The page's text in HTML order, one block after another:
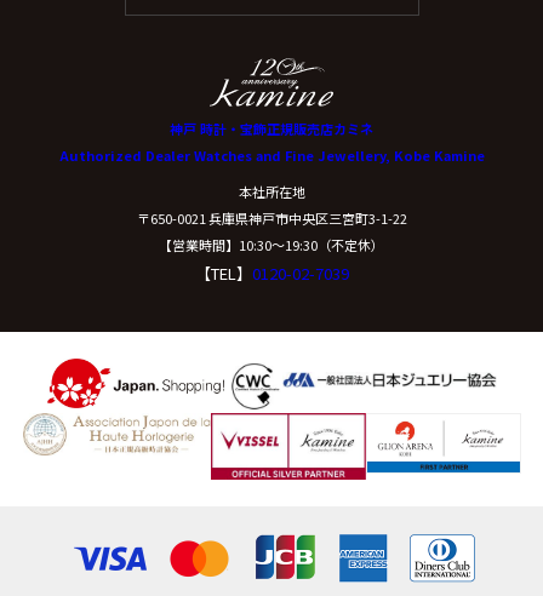
神戸 時計・宝飾正規販売店カミネ
Authorized Dealer Watches and Fine Jewellery, Kobe Kamine
本社所在地
〒650-0021 兵庫県神戸市中央区三宮町3-1-22
【営業時間】10:30〜19:30（不定休）
【TEL】 0120-02-7039